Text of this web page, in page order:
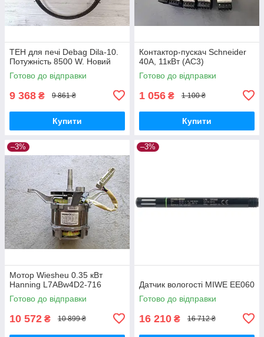
ТЕН для печі Debag Dila-10.
Потужність 8500 W. Новий
Готово до відправки
9 368 ₴ 9 861 ₴
Купити
Контактор-пускач Schneider
40A, 11кВт (AC3)
Готово до відправки
1 056 ₴ 1 100 ₴
Купити
–3%
Мотор Wiesheu 0.35 кВт
Hanning L7ABw4D2-716
Готово до відправки
10 572 ₴ 10 899 ₴
–3%
Датчик вологості MIWE EE060
Готово до відправки
16 210 ₴ 16 712 ₴